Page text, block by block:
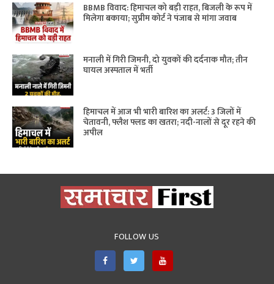
BBMB विवाद: हिमाचल को बड़ी राहत, बिजली के रूप में
मिलेगा बकाया; सुप्रीम कोर्ट ने पंजाब से मांगा जवाब
मनाली में गिरी जिमनी, दो युवकों की दर्दनाक मौत; तीन
घायल अस्पताल में भर्ती
हिमाचल में आज भी भारी बारिश का अलर्ट: 3 जिलों में
चेतावनी, फ्लैश फ्लड का खतरा; नदी-नालों से दूर रहने की
अपील
FOLLOW US